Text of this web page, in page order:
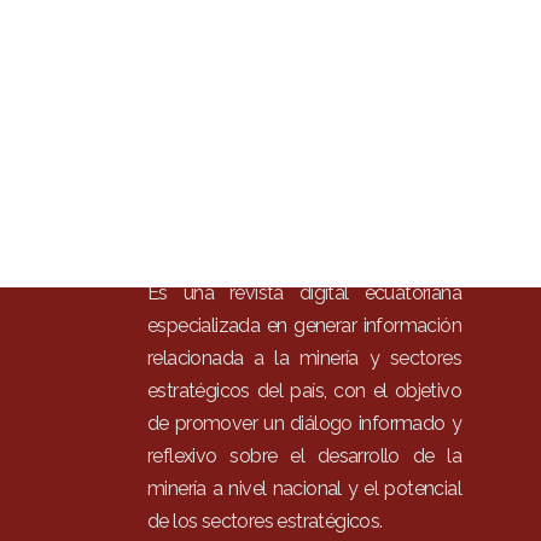
Es una revista digital ecuatoriana
especializada en generar información
relacionada a la minería y sectores
estratégicos del país, con el objetivo
de promover un diálogo informado y
reflexivo sobre el desarrollo de la
minería a nivel nacional y el potencial
de los sectores estratégicos.